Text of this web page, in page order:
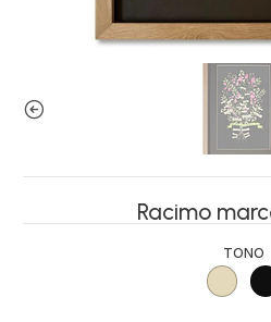
Racimo
TONO